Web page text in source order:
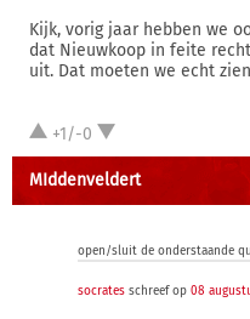
Kijk, vorig jaar hebben we
dat Nieuwkoop in feite
uit. Dat moeten we echt
+1/-0
MIddenveldert
open/sluit de onderstaande
socrates schreef op 08